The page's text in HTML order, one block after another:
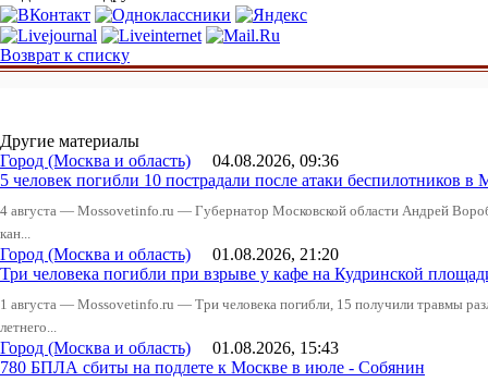
Возврат к списку
Другие материалы
Город (Москва и область) 04.08.2026, 09:36
5 человек погибли 10 пострадали после атаки беспилотников в
4 августа — Mossovetinfo.ru — Губернатор Московской области Андрей
кан...
Город (Москва и область) 01.08.2026, 21:20
Три человека погибли при взрыве у кафе на Кудринской
1 августа — Mossovetinfo.ru — Три человека погибли, 15 получили травмы
летнего...
Город (Москва и область) 01.08.2026, 15:43
780 БПЛА сбиты на подлете к Москве в июле - Собянин